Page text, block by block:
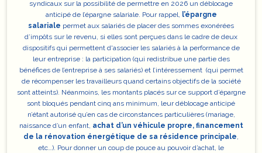
syndicaux sur la possibilité de permettre en 2026 un déblocage
anticipé de l’épargne salariale. Pour rappel, l’épargne
salariale permet aux salariés de placer des sommes exonérées
d’impôts sur le revenu, si elles sont perçues dans le cadre de deux
dispositifs qui permettent d'associer les salariés à la performance de
leur entreprise : la participation (qui redistribue une partie des
bénéfices de l’entreprise à ses salariés) et l’intéressement (qui permet
de récompenser les travailleurs quand certains objectifs de la société
sont atteints). Néanmoins, les montants placés sur ce support d’épargne
sont bloqués pendant cinq ans minimum, leur déblocage anticipé
n’étant autorisé qu’en cas de circonstances particulières (mariage,
naissance d’un enfant, achat d’un véhicule propre, financement
de la rénovation énergétique de sa résidence principale,
etc…). Pour donner un coup de pouce au pouvoir d’achat, le